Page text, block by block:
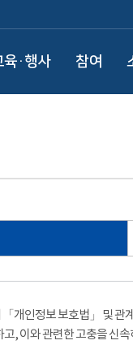
육·행사 참여
개인정보 보호법」 및 관
, 이와 관련한 고충을 신